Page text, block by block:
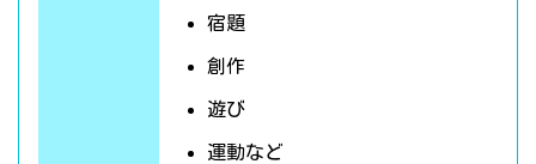
宿題
創作
遊び
運動など